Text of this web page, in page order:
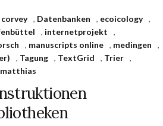
corvey , Datenbanken , ecoicology
,
, internetprojekt
,
, manuscripts online , medingen
,
, Tagung , TextGrid , Trier ,